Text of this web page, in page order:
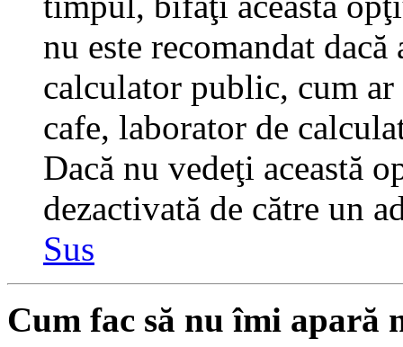
nu este recomandat
calculator public, cum
cafe, laborator de
Dacă nu vedeţi această
dezactivată de către un
Sus
Cum fac să nu îmi apară